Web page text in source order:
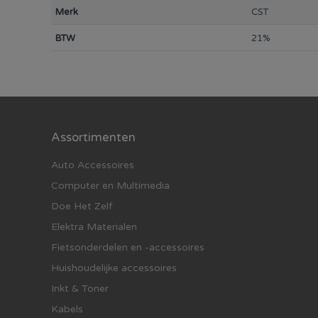
Merk CST
BTW 21%
Assortimenten
Auto Accessoires
Computer en Multimedia
Doe Het Zelf
Elektra Materialen
Fietsonderdelen en -accessoires
Huishoudelijke accessoires
Inkt & Toner
Kabels